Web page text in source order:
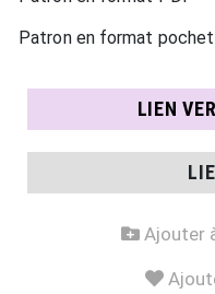
Patron en format
LIEN
Ajouter